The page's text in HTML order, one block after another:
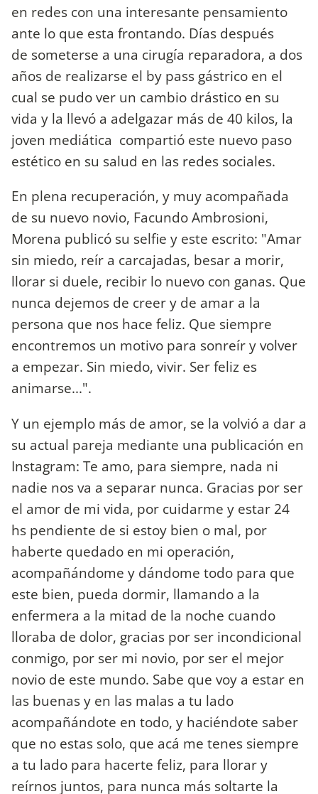
en redes con una interesante pensamiento
ante lo que esta frontando. Días después
de someterse a una cirugía reparadora, a dos
años de realizarse el by pass gástrico en el
cual se pudo ver un cambio drástico en su
vida y la llevó a adelgazar más de 40 kilos, la
joven mediática compartió este nuevo paso
estético en su salud en las redes sociales.
En plena recuperación, y muy acompañada
de su nuevo novio, Facundo Ambrosioni,
Morena publicó su selfie y este escrito: "Amar
sin miedo, reír a carcajadas, besar a morir,
llorar si duele, recibir lo nuevo con ganas. Que
nunca dejemos de creer y de amar a la
persona que nos hace feliz. Que siempre
encontremos un motivo para sonreír y volver
a empezar. Sin miedo, vivir. Ser feliz es
animarse...".
Y un ejemplo más de amor, se la volvió a dar a
su actual pareja mediante una publicación en
Instagram: Te amo, para siempre, nada ni
nadie nos va a separar nunca. Gracias por ser
el amor de mi vida, por cuidarme y estar 24
hs pendiente de si estoy bien o mal, por
haberte quedado en mi operación,
acompañándome y dándome todo para que
este bien, pueda dormir, llamando a la
enfermera a la mitad de la noche cuando
lloraba de dolor, gracias por ser incondicional
conmigo, por ser mi novio, por ser el mejor
novio de este mundo. Sabe que voy a estar en
las buenas y en las malas a tu lado
acompañándote en todo, y haciéndote saber
que no estas solo, que acá me tenes siempre
a tu lado para hacerte feliz, para llorar y
reírnos juntos, para nunca más soltarte la